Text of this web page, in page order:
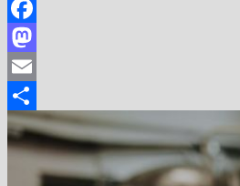
Facebook
Mastodon
Email
Share